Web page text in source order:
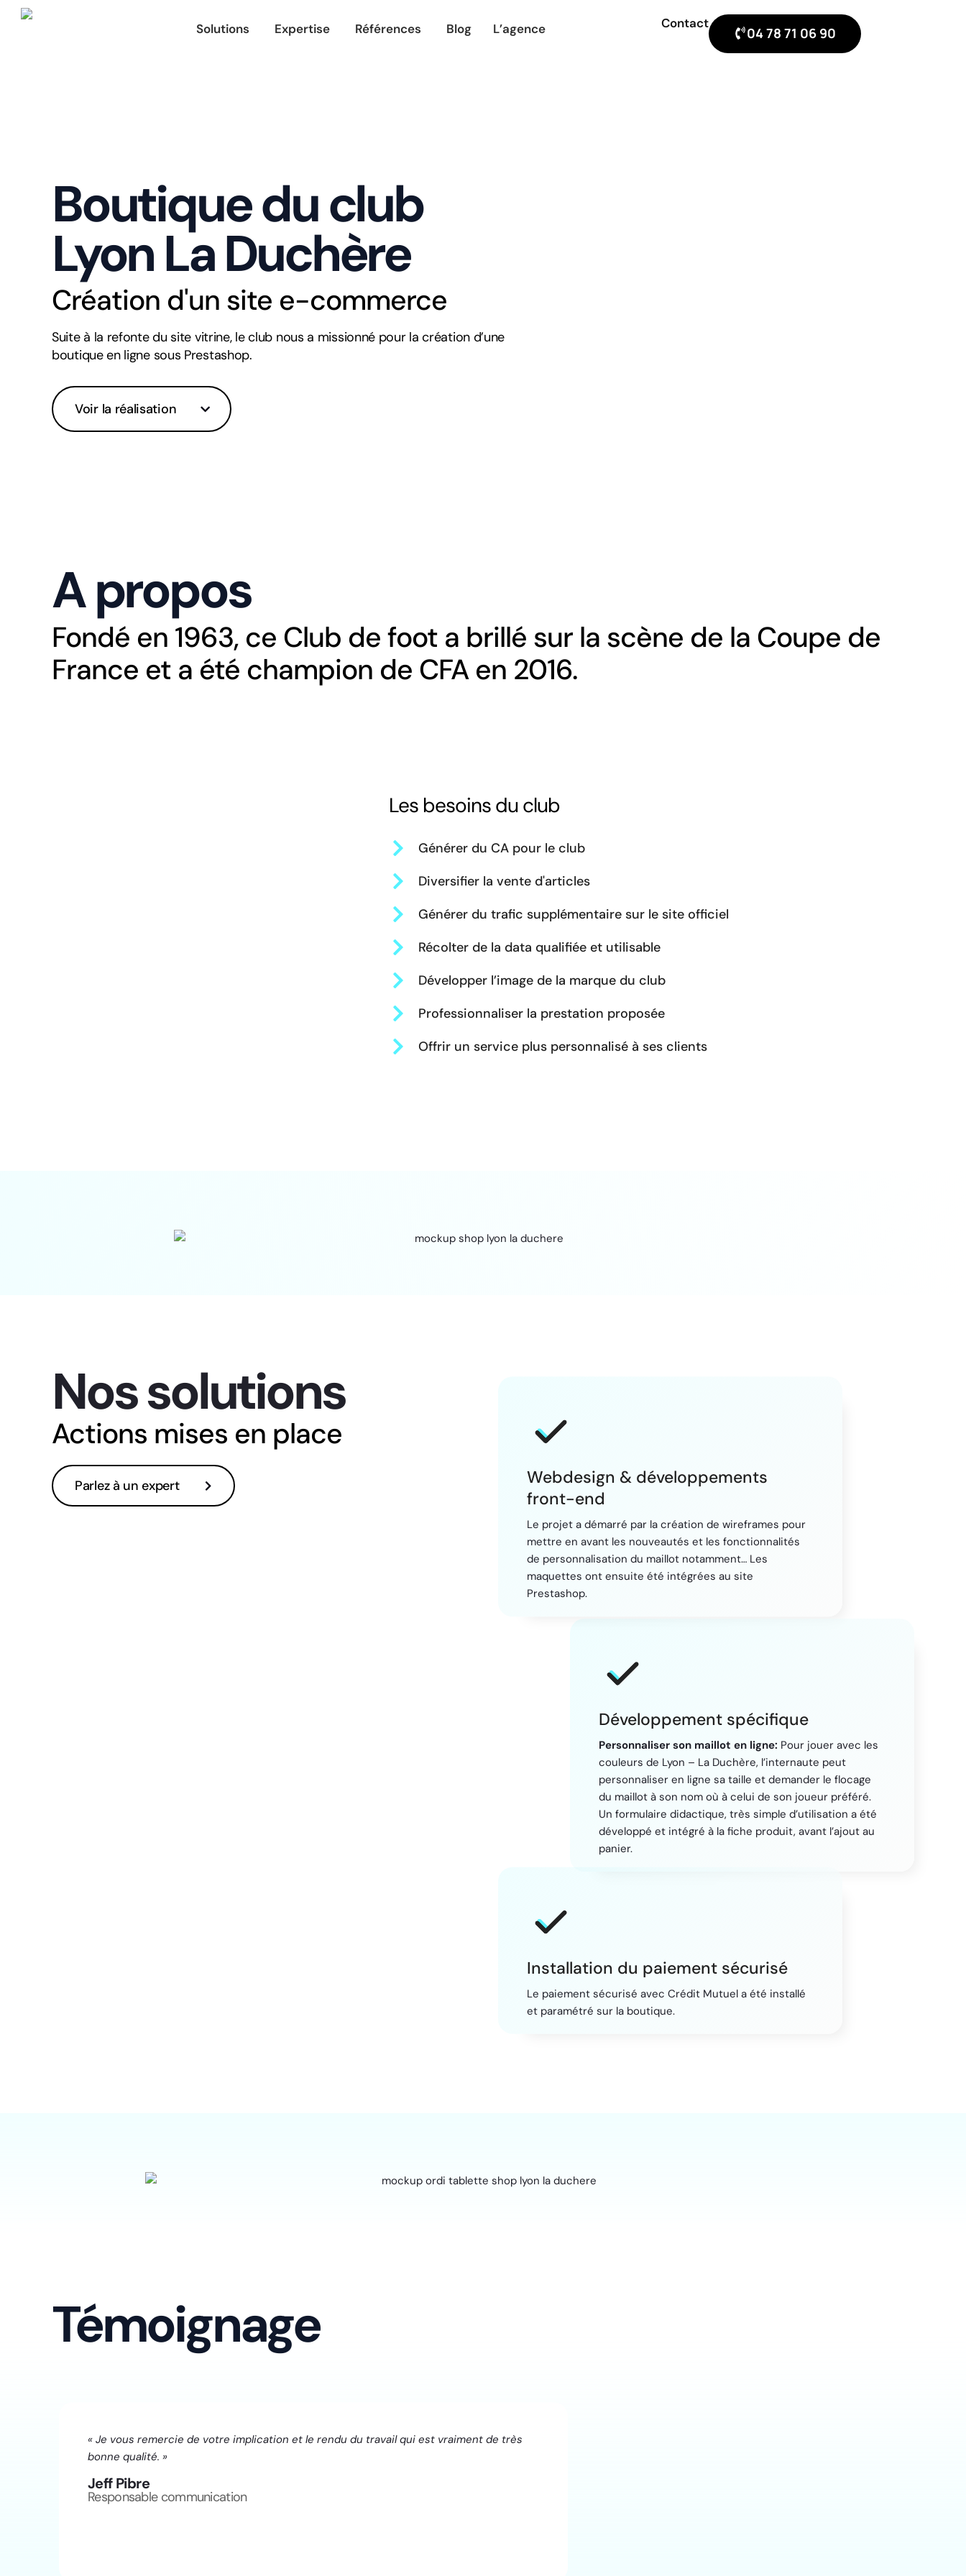
Aller
Solutions Ouvrir Solutions
Expertise Ouvrir Expertise
Références Ouvrir Références
Blog L’agence Contact
04 78 71 06 90
Boutique du club
Lyon La Duchère
Création d'un site e-commerce
Suite à la refonte du site vitrine, le club nous a missionné pour la création d’une
boutique en ligne sous Prestashop.
Voir la réalisation
A propos
Fondé en 1963, ce Club de foot a brillé sur la scène de la Coupe de
France et a été champion de CFA en 2016.
Les besoins du club
Générer du CA pour le club
Diversifier la vente d'articles
Générer du trafic supplémentaire sur le site officiel
Récolter de la data qualifiée et utilisable
Développer l’image de la marque du club
Professionnaliser la prestation proposée
Offrir un service plus personnalisé à ses clients
Nos solutions
Actions mises en place
Parlez à un expert Webdesign & développements
front-end
Le projet a démarré par la création de wireframes pour
mettre en avant les nouveautés et les fonctionnalités
de personnalisation du maillot notamment… Les
maquettes ont ensuite été intégrées au site
Prestashop.
Développement spécifique
Personnaliser son maillot en ligne: Pour jouer avec les
couleurs de Lyon – La Duchère, l’internaute peut
personnaliser en ligne sa taille et demander le flocage
du maillot à son nom où à celui de son joueur préféré.
Un formulaire didactique, très simple d’utilisation a été
développé et intégré à la fiche produit, avant l’ajout au
panier.
Installation du paiement sécurisé
Le paiement sécurisé avec Crédit Mutuel a été installé
et paramétré sur la boutique.
Témoignage
« Je vous remercie de votre implication et le rendu du travail qui est vraiment de très
bonne qualité. »
Jeff Pibre
Responsable communication